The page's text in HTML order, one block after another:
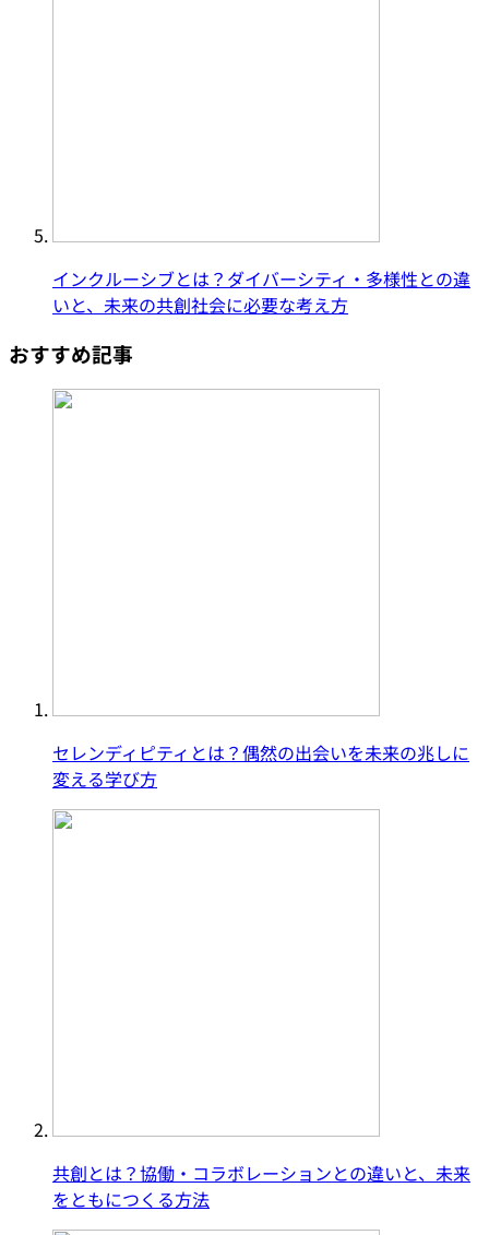
インクルーシブとは？ダイバーシティ・多様性との違
いと、未来の共創社会に必要な考え方
おすすめ記事
セレンディピティとは？偶然の出会いを未来の兆しに
変える学び方
共創とは？協働・コラボレーションとの違いと、未来
をともにつくる方法